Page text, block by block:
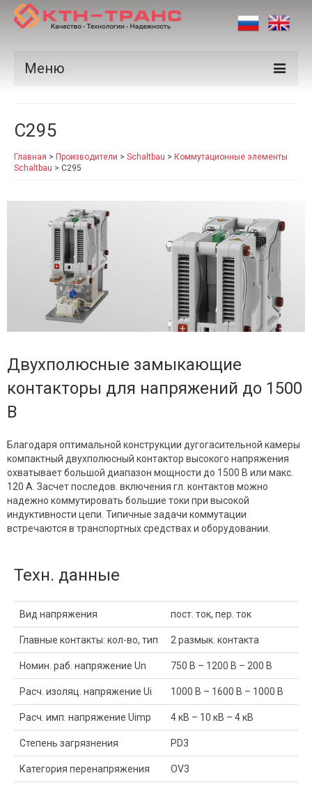
Меню
Производители
Рынки
Новости
Контакты
C295
Главная > Производители > Schaltbau > Коммутационные элементы
Schaltbau > C295
Двухполюсные замыкающие
контакторы для напряжений до 1500
В
Благодаря оптимальной конструкции дугогасительной камеры
компактный двухполюсный контактор высокого напряжения
охватывает большой диапазон мощности до 1500 В или макс.
120 А. Засчет последов. включения гл. контактов можно
надежно коммутировать большие токи при высокой
индуктивности цепи. Типичные задачи коммутации
встречаются в транспортных средствах и оборудовании.
Техн. данные
Вид напряжения пост. ток, пер. ток
Главные контакты: кол-во, тип 2 размык. контакта
Номин. раб. напряжение Un 750 В – 1200 В – 200 В
Расч. изоляц. напряжение Ui 1000 В – 1600 В – 1000 В
Расч. имп. напряжение Uimp 4 кВ – 10 кВ – 4 кВ
Степень загрязнения PD3
Категория перенапряжения OV3